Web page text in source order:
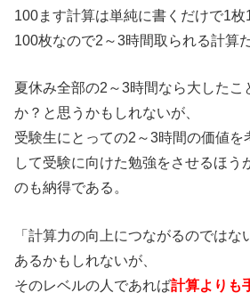
100ます計算は単純に書くだけで1枚
100枚なので2～3時間取られる計算だ
夏休み全部の2～3時間なら大したこ
か？と思うかもしれないが、
受験生にとっての2～3時間の価値を
して受験に向けた勉強をさせるほう
のも納得である。
「計算力の向上につながるのではな
あるかもしれないが、
そのレベルの人であれば計算よりも